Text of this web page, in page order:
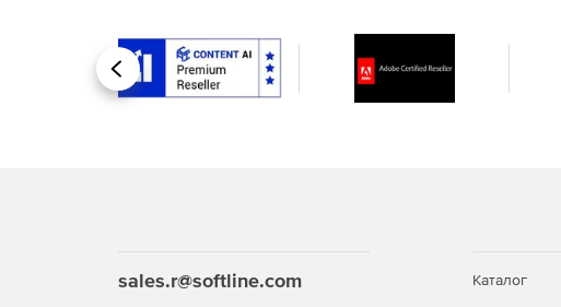
Назад
sales.r@softline.com Каталог